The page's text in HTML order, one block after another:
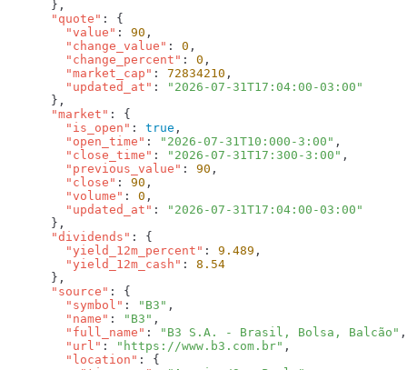
      "quote"
        "value"
: 90
        "change_value"
: 0
        "change_percent"
: 0
        "market_cap"
: 72834210
        "updated_at"
:
      "market"
        "is_open"
: true
        "open_time"
: "2026-07-31T10:000-3:00"
        "close_time"
: "2026-07-31T17:300-3:00"
        "previous_value"
: 90
        "close"
: 90
        "volume"
: 0
        "updated_at"
:
      "dividends"
        "yield_12m_percent"
: 9.489
        "yield_12m_cash"
:
      "source"
        "symbol"
: "B3"
        "name"
: "B3"
        "full_name"
:
"B3 S.A. - Brasil, Bolsa, Balcão"
        "url"
: "https://www.b3.com.br"
        "location"